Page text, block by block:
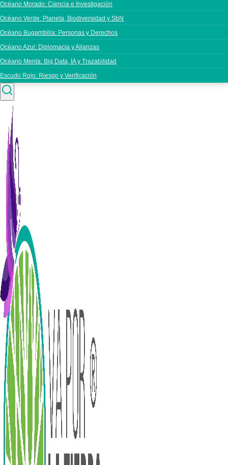
Océano Morado: Ciencia e Investigación
Océano Verde: Planeta, Biodiversidad y SbN
Océano Bugambilia: Personas y Derechos
Océano Azul: Diplomacia y Alianzas
Océano Menta: Big Data, IA y Trazabilidad
Escudo Rojo: Riesgo y Verificación